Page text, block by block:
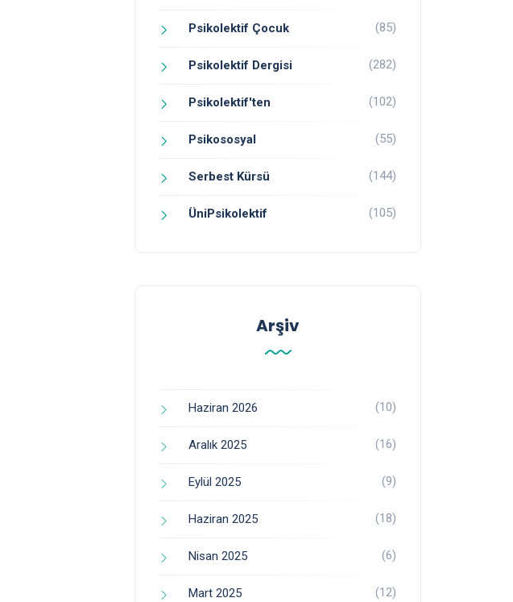
Psikolektif Çocuk (85)
Psikolektif Dergisi (282)
Psikolektif'ten (102)
Psikososyal (55)
Serbest Kürsü (144)
ÜniPsikolektif (105)
Arşiv
Haziran 2026 (10)
Aralık 2025 (16)
Eylül 2025 (9)
Haziran 2025 (18)
Nisan 2025 (6)
Mart 2025 (12)